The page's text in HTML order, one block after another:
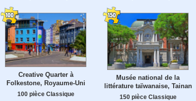
Creative Quarter à
Folkestone, Royaume-Uni
100 pièce Classique
Musée national de la
littérature taïwanaise, Tainan
150 pièce Classique